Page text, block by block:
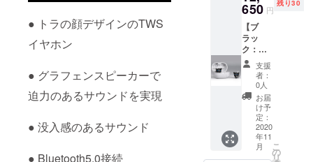
● トラの顔デザインのTWS
イヤホン
● グラフェンスピーカーで
迫力のあるサウンドを実現
● 没入感のあるサウンド
● Bluetooth5.0接続
細は製
品概要
でご確
認くだ
さい ＜
保証期
間＞ 商
品受け
取り日
から１
年間
（初期
不良の
み対
33%OF
F の
11,800
円(通常
価格
17,680
円) 特典
2：送料
込み ＜
商品詳
細＞ 製
品名：
Tiger&
Roseワ
650 円
残り30
【ブ
ラッ
ク：早
割・30
名限
定・
28％OF
Tiger&
Roseワ
イヤレ
スイヤ
支援
者：
0人
お届
け予
定：
2020
年11
月
こ
の
リ